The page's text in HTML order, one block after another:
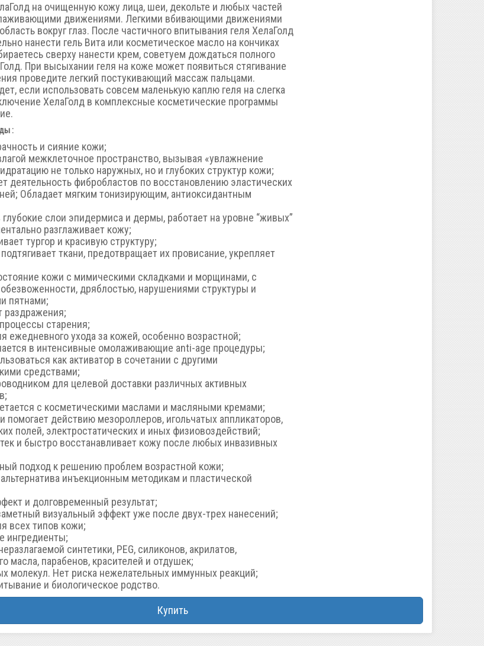
на очищенную кожу лица, шеи, декольте и любых частей
движениями. Легкими вбивающими движениями
вокруг глаз. После частичного впитывания геля ХелаГолд
нанести гель Вита или косметическое масло на кончиках
сверху нанести крем, советуем дождаться полного
При высыхании геля на коже может появиться стягивание
проведите легкий постукивающий массаж пальцами.
если использовать совсем маленькую каплю геля на слегка
ХелаГолд в комплексные косметические программы
:
и сияние кожи;
межклеточное пространство, вызывая «увлажнение
не только наружных, но и глубоких структур кожи;
деятельность фибробластов по восстановлению эластических
Обладает мягким тонизирующим, антиоксидантным
глубокие слои эпидермиса и дермы, работает на уровне “живых”
разглаживает кожу;
тургор и красивую структуру;
ткани, предотвращает их провисание, укрепляет
кожи с мимическими складками и морщинами, с
дряблостью, нарушениями структуры и
пятнами;
раздражения;
старения;
ежедневного ухода за кожей, особенно возрастной;
в интенсивные омолаживающие anti-age процедуры;
как активатор в сочетании с другими
средствами;
для целевой доставки различных активных
с косметическими маслами и масляными кремами;
помогает действию мезороллеров, игольчатых аппликаторов,
полей, электростатических и иных физиовоздействий;
и быстро восстанавливает кожу после любых инвазивных
подход к решению проблем возрастной кожи;
инъекционным методикам и пластической
и долговременный результат;
визуальный эффект уже после двух-трех нанесений;
всех типов кожи;
ингредиенты;
синтетики, PEG, силиконов, акрилатов,
масла, парабенов, красителей и отдушек;
молекул. Нет риска нежелательных иммунных реакций;
и биологическое родство.
Купить